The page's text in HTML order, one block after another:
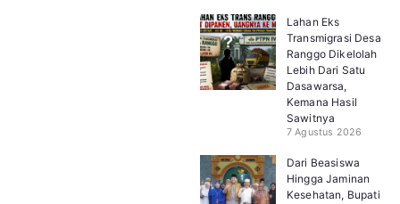
Lahan Eks
Transmigrasi Desa
Ranggo Dikelolah
Lebih Dari Satu
Dasawarsa,
Kemana Hasil
Sawitnya
7 Agustus 2026
Dari Beasiswa
Hingga Jaminan
Kesehatan, Bupati